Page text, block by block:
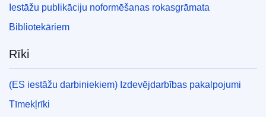
Iestāžu publikāciju noformēšanas rokasgrāmata
Bibliotekāriem
Rīki
(ES iestāžu darbiniekiem) Izdevējdarbības pakalpojumi
Tīmekļrīki